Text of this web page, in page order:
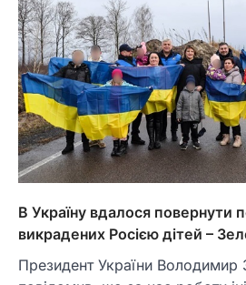
В Україну вдалося повернути
викрадених Росією дітей –
Президент України Володимир